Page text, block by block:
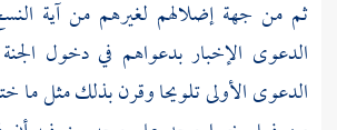
ثم من جهة إضلالهم لغيرهم من آية
الدعوى الإخبار بدعواهم في دخول الجنة
الدعوى الأولى تلويحا وقرن بذلك مثل ما